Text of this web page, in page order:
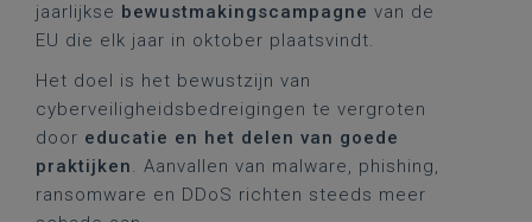
jaarlijkse bewustmakingscampagne van de
EU die elk jaar in oktober plaatsvindt.
Het doel is het bewustzijn van
cyberveiligheidsbedreigingen te vergroten
door educatie en het delen van goede
praktijken. Aanvallen van malware, phishing,
ransomware en DDoS richten steeds meer